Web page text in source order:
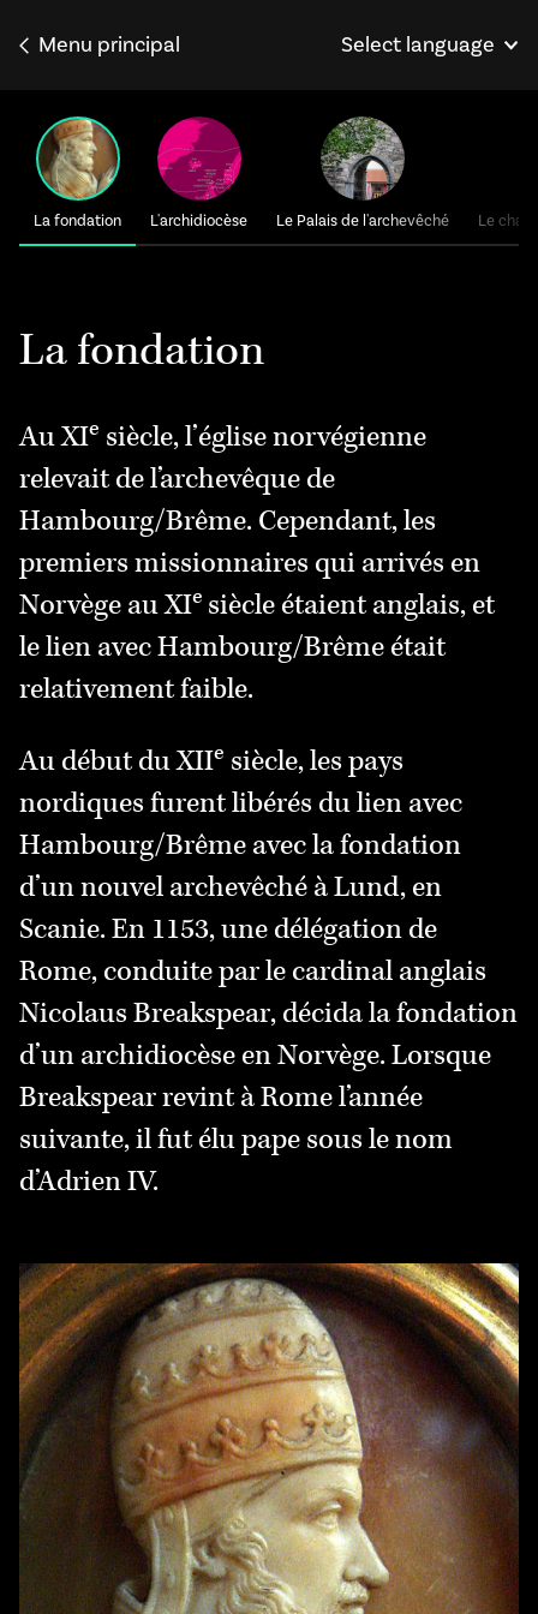
Menu principal Select language
Norsk
La fondation L'archidiocèse Le Palais de l'archevêché Le
La fondation
Au XIe siècle, l’église norvégienne
relevait de l’archevêque de
Hambourg/Brême. Cependant, les
premiers missionnaires qui arrivés en
Norvège au XIe siècle étaient anglais, et
le lien avec Hambourg/Brême était
relativement faible.
Au début du XIIe siècle, les pays
nordiques furent libérés du lien avec
Hambourg/Brême avec la fondation
d’un nouvel archevêché à Lund, en
Scanie. En 1153, une délégation de
Rome, conduite par le cardinal anglais
Nicolaus Breakspear, décida la fondation
d’un archidiocèse en Norvège. Lorsque
Breakspear revint à Rome l’année
suivante, il fut élu pape sous le nom
d’Adrien IV.